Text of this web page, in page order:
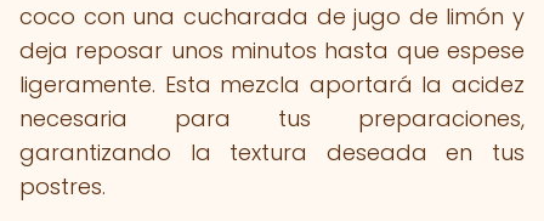
coco con una cucharada de jugo de limón y
deja reposar unos minutos hasta que espese
ligeramente. Esta mezcla aportará la acidez
necesaria para tus preparaciones,
garantizando la textura deseada en tus
postres.